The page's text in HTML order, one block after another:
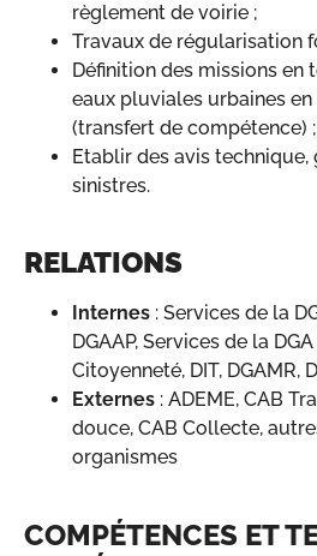
règlement de voirie ;
Travaux de régularisation
Définition des missions en
eaux pluviales urbaines en
(transfert de compétence) ;
Etablir des avis
sinistres.
RELATIONS
Internes : Services de la
DGAAP, Services de la
Citoyenneté, DIT, DGAMR,
Externes : ADEME, CAB
douce, CAB Collecte,
organismes
COMPÉTENCES ET